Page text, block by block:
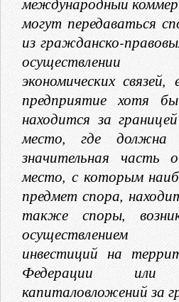
могут передаваться
из гражданско-
осуществлении
экономических связей,
предприятие хотя
находится за
место, где должна
значительная часть
место, с которым
предмет спора,
также споры,
инвестиций на
Федерации или
капиталовложений за